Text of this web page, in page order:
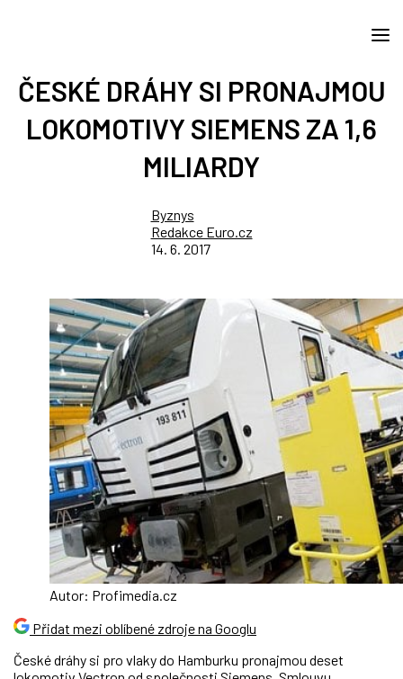
ČESKÉ DRÁHY SI PRONAJMOU
LOKOMOTIVY SIEMENS ZA 1,6
MILIARDY
Byznys
Redakce Euro.cz
14. 6. 2017
Autor: Profimedia.cz
Přidat mezi oblíbené zdroje na Googlu
České dráhy si pro vlaky do Hamburku pronajmou deset